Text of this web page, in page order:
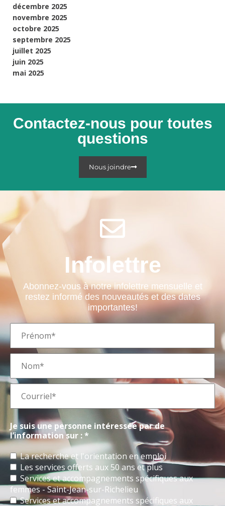
décembre 2025
novembre 2025
octobre 2025
septembre 2025
juillet 2025
juin 2025
mai 2025
Contactez-nous pour toutes
questions
Nous joindre
Infolettre
Abonnez-vous à notre infolettre mensuelle et
restez informé des nouveautés et des dates
importantes!
Je suis une personne intéressée par de
l’information sur : *
La recherche et l'orientation en emploi
Les services offerts aux 50 ans et plus
Services et accompagnements spécifiques aux
femmes - Saint-Jean-sur-Richelieu
Services et accompagnements spécifiques aux